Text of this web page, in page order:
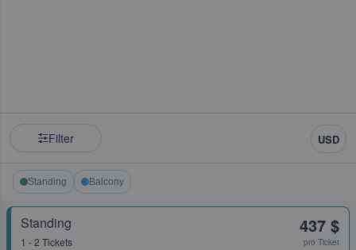
Filter USD
Standing Balcony
Standing
1 - 2 Tickets
437 $
pro Ticket